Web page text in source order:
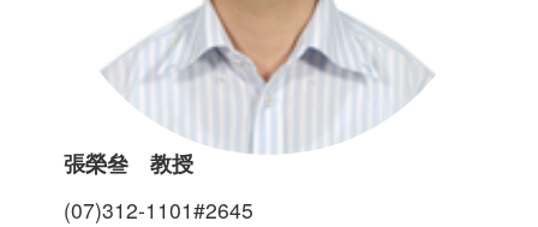
張榮叄 教授
(07)312-1101#2645